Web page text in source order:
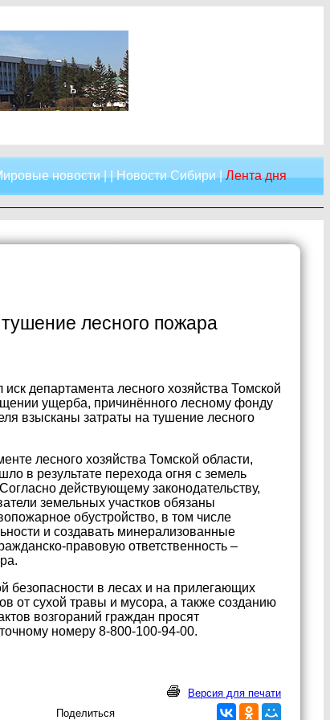
новости| |Новости Сибири|Лента дня
лесного пожара
департамента лесного хозяйства Томской
ущерба, причинённого лесному фонду
взысканы затраты на тушение лесного
лесного хозяйства Томской области,
в результате перехода огня с земель
действующему законодательству,
земельных участков обязаны
обустройство, в том числе
и создавать минерализованные
правовую ответственность –
безопасности в лесах и на прилегающих
от сухой травы и мусора, а также созданию
возгораний граждан просят
номеру 8-800-100-94-00.
Версия для печати
Поделиться